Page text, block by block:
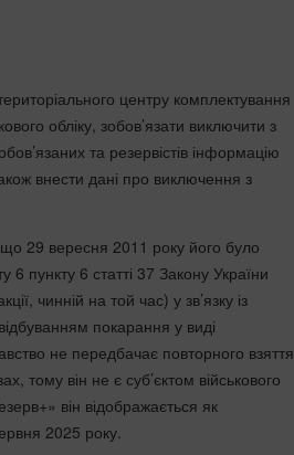
центру комплектування
обліку, зобов’язати виключити з
та резервістів інформацію
внести дані про виключення з
29 вересня 2011 року його було
6 пункту 6 статті 37 Закону України
чинній на той час) у зв’язку із
покарання у виді
не передбачає повторного взяття
тому він не є суб’єктом військового
він відображається як
2025 року.